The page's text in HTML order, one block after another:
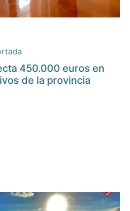
450.000 euros en
de la provincia